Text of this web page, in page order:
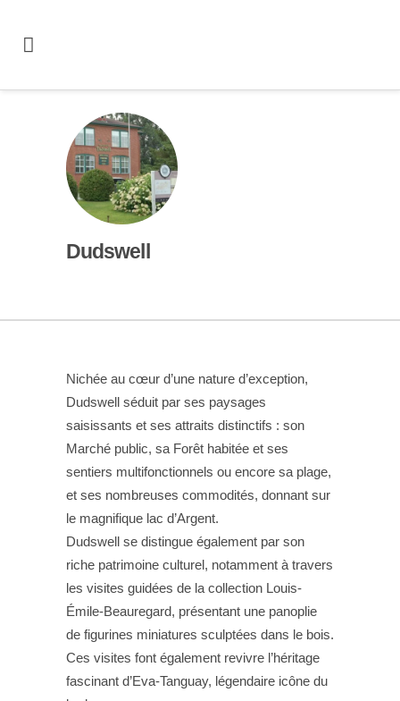
Dudswell
Nichée au cœur d’une nature d’exception,
Dudswell séduit par ses paysages
saisissants et ses attraits distinctifs : son
Marché public, sa Forêt habitée et ses
sentiers multifonctionnels ou encore sa plage,
et ses nombreuses commodités, donnant sur
le magnifique lac d’Argent.
Dudswell se distingue également par son
riche patrimoine culturel, notamment à travers
les visites guidées de la collection Louis-
Émile-Beauregard, présentant une panoplie
de figurines miniatures sculptées dans le bois.
Ces visites font également revivre l’héritage
fascinant d’Eva-Tanguay, légendaire icône du